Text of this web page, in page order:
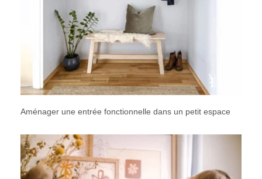
Aménager une entrée fonctionnelle dans un petit espace